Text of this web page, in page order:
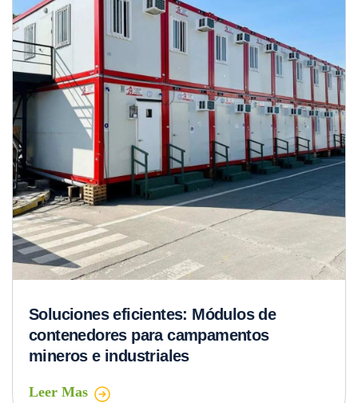
Soluciones eficientes: Módulos de
contenedores para campamentos
mineros e industriales
Leer Mas